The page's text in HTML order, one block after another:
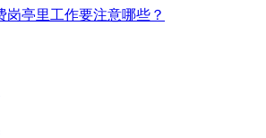
亭里工作要注意哪些？